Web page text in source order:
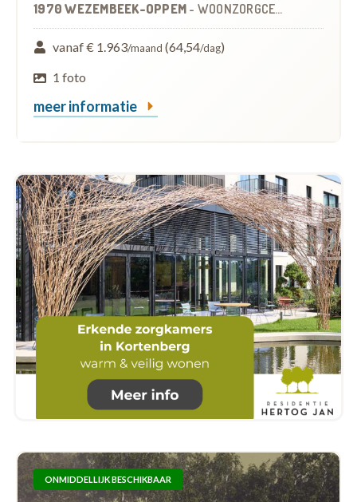
1970 WEZEMBEEK-OPPEM - WOONZORGCENTRUM (WZC)
vanaf € 1.963/maand (64,54/dag)
1 foto
meer informatie
ONMIDDELLIJK BESCHIKBAAR